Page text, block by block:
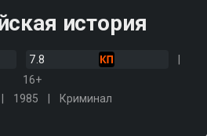
история
7.8
16+
1985 Криминал